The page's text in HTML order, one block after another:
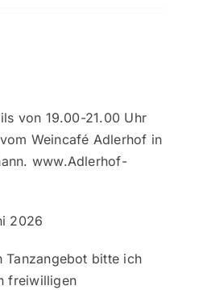
von 19.00-21.00 Uhr
Weincafé Adlerhof in
www.Adlerhof-
2026
Tanzangebot bitte ich
freiwilligen